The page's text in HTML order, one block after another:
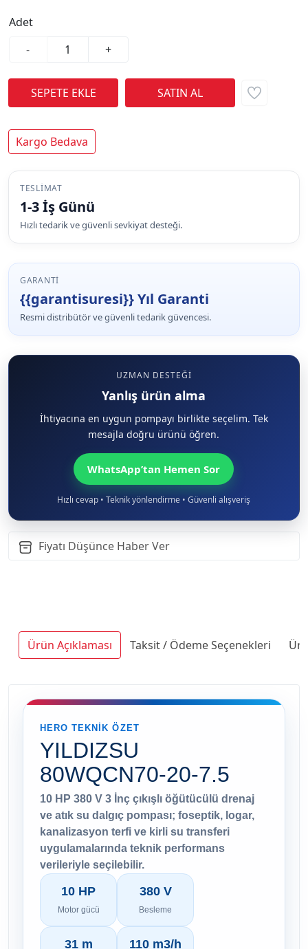
Adet
-
+
Kargo Bedava
TESLIMAT
1-3 İş Günü
Hızlı tedarik ve güvenli sevkiyat desteği.
GARANTI
{{garantisuresi}} Yıl Garanti
Resmi distribütör ve güvenli tedarik güvencesi.
UZMAN DESTEĞI
Yanlış ürün alma
İhtiyacına en uygun pompayı birlikte seçelim. Tek
mesajla doğru ürünü öğren.
WhatsApp’tan Hemen Sor
Hızlı cevap • Teknik yönlendirme • Güvenli alışveriş
Fiyatı Düşünce Haber Ver
Ürün Açıklaması Taksit / Ödeme Seçenekleri
HERO TEKNIK ÖZET
YILDIZSU
80WQCN70-20-7.5
10 HP 380 V 3 İnç çıkışlı öğütücülü drenaj
ve atık su dalgıç pompası; foseptik, logar,
kanalizasyon terfi ve kirli su transferi
uygulamalarında teknik performans
verileriyle seçilebilir.
10 HP
Motor gücü
380 V
Besleme
31 m 110 m3/h